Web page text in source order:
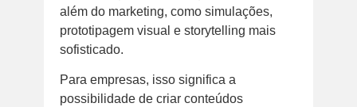
além do marketing, como simulações,
prototipagem visual e storytelling mais
sofisticado.
Para empresas, isso significa a
possibilidade de criar conteúdos